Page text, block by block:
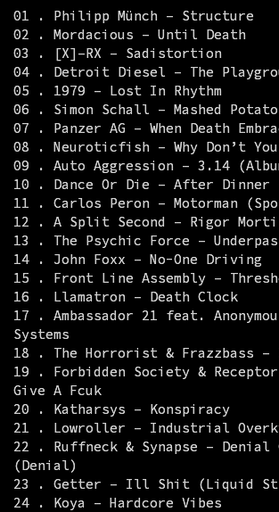
01 . Philipp Münch – Structure
02 . Mordacious – Until Death
03 . [X]–RX – Sadistortion
04 . Detroit Diesel – The
05 . 1979 – Lost In Rhythm
06 . Simon Schall – Mashed Potato
07 . Panzer AG – When Death
08 . Neuroticfish – Why Don’t You
09 . Auto Aggression – 3.14
10 . Dance Or Die – After Dinner
11 . Carlos Peron – Motorman
12 . A Split Second – Rigor
13 . The Psychic Force –
14 . John Foxx – No-One Driving
15 . Front Line Assembly –
16 . Llamatron – Death Clock
17 . Ambassador 21 feat.
Systems
18 . The Horrorist & Frazzbass –
19 . Forbidden Society & Receptor
Give A Fcuk
20 . Katharsys – Konspiracy
21 . Lowroller – Industrial
22 . Ruffneck & Synapse –
(Denial)
23 . Getter – Ill Shit (Liquid
24 . Koya – Hardcore Vibes